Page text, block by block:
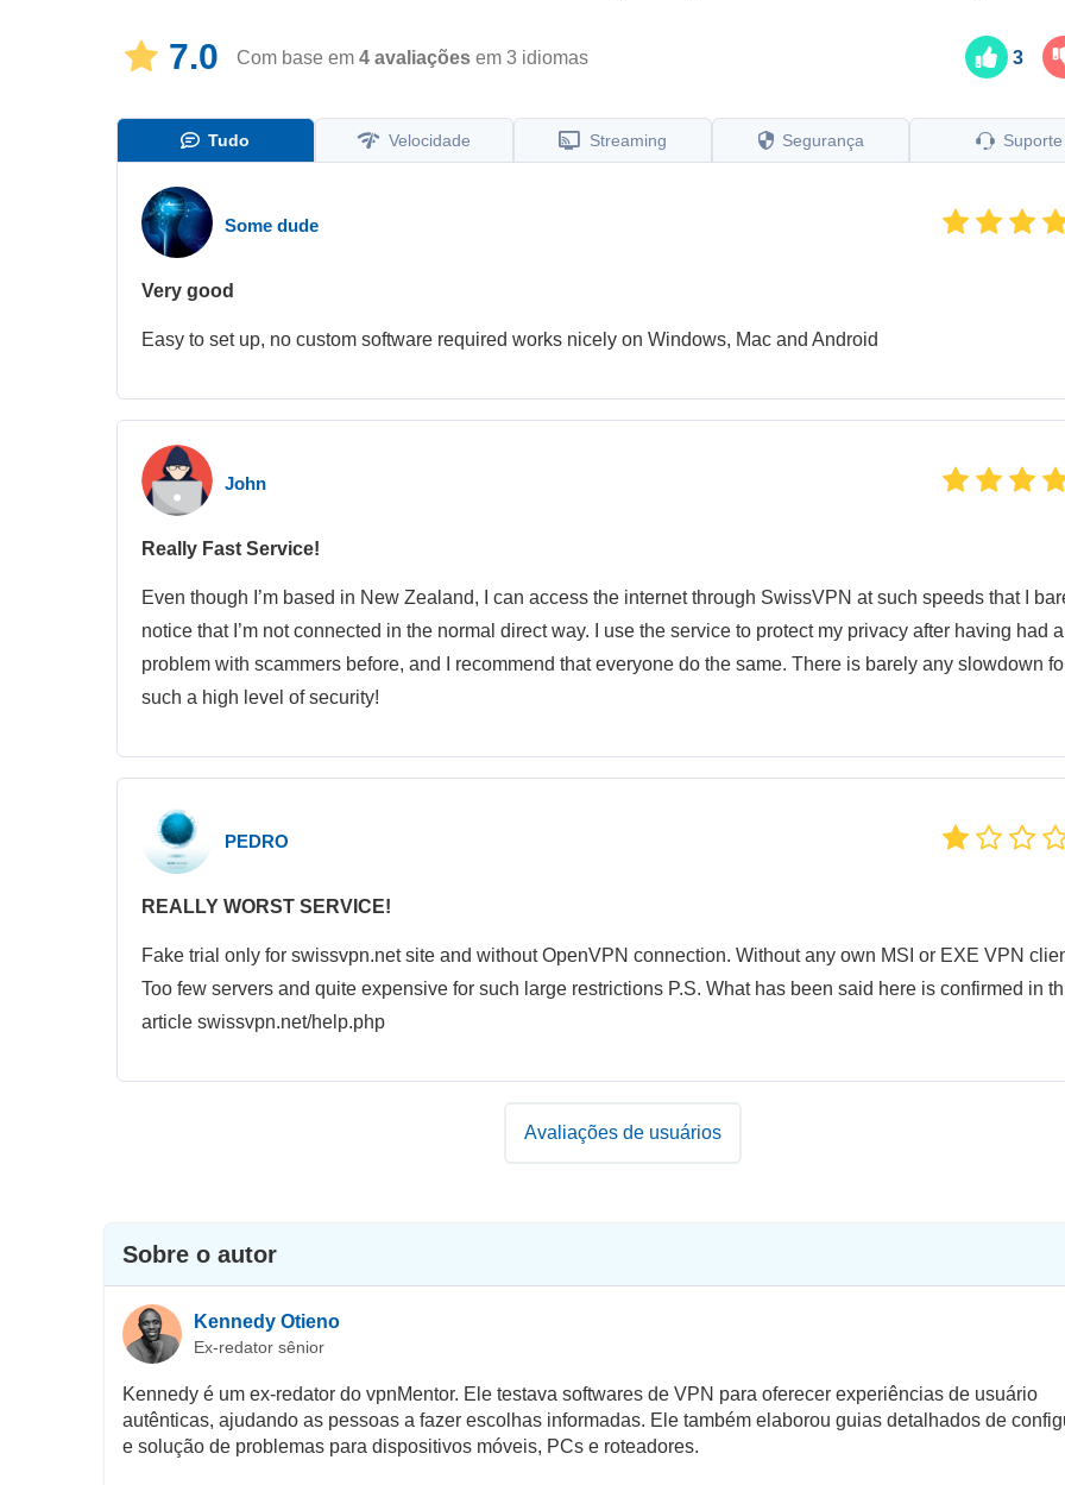
7.0 Com base em 4 avaliações em 3 idiomas 3
Tudo Velocidade Streaming Segurança Suporte
Some dude
Very good
Easy to set up, no custom software required works nicely on Windows, Mac and Android
John
Really Fast Service!
Even though I’m based in New Zealand, I can access the internet through SwissVPN at such speeds that I
notice that I’m not connected in the normal direct way. I use the service to protect my privacy after having had a
problem with scammers before, and I recommend that everyone do the same. There is barely any slowdown
such a high level of security!
PEDRO
REALLY WORST SERVICE!
Fake trial only for swissvpn.net site and without OpenVPN connection. Without any own MSI or EXE VPN
Too few servers and quite expensive for such large restrictions P.S. What has been said here is confirmed in
article swissvpn.net/help.php
Avaliações de usuários
Sobre o autor
Kennedy Otieno
Ex-redator sênior
Kennedy é um ex-redator do vpnMentor. Ele testava softwares de VPN para oferecer experiências de usuário
autênticas, ajudando as pessoas a fazer escolhas informadas. Ele também elaborou guias detalhados de
e solução de problemas para dispositivos móveis, PCs e roteadores.